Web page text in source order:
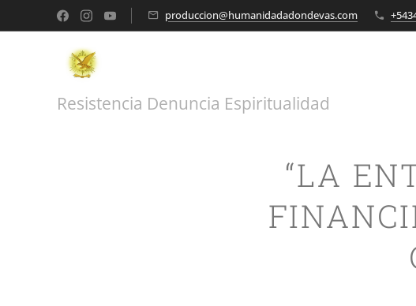
produccion@humanidadadondevas.com
Resistencia Denuncia Espiritualidad
“LA